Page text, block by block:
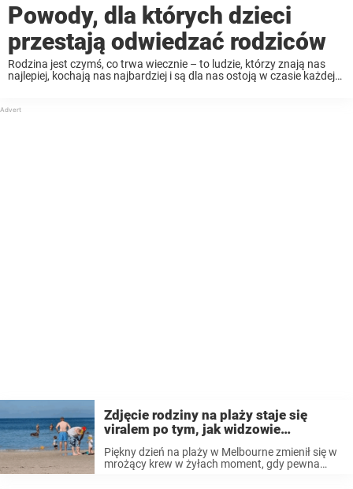
Powody, dla których dzieci
przestają odwiedzać rodziców
Rodzina jest czymś, co trwa wiecznie – to ludzie, którzy znają nas
najlepiej, kochają nas najbardziej i są dla nas ostoją w czasie każdej
Zdjęcie rodziny na plaży staje się
viralem po tym, jak widzowie
Piękny dzień na plaży w Melbourne zmienił się w
mrożący krew w żyłach moment, gdy pewna